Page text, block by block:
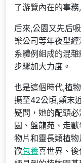
了游覽內在的事
后來,公園又先后
樂公司等年夜型
系體例組成的混
步驟加大力度。
也是這個時代,植
擴至42公頃,顛末
疑問，她的配頭
園、盤龍苑、走
物片和靈長類植物
歡包養喜世界、